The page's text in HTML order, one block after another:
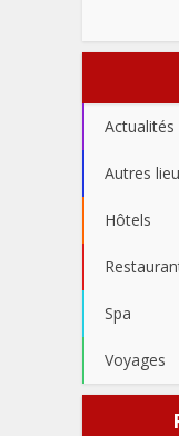
Actualités
Autres
Hôtels
Spa
Voyages